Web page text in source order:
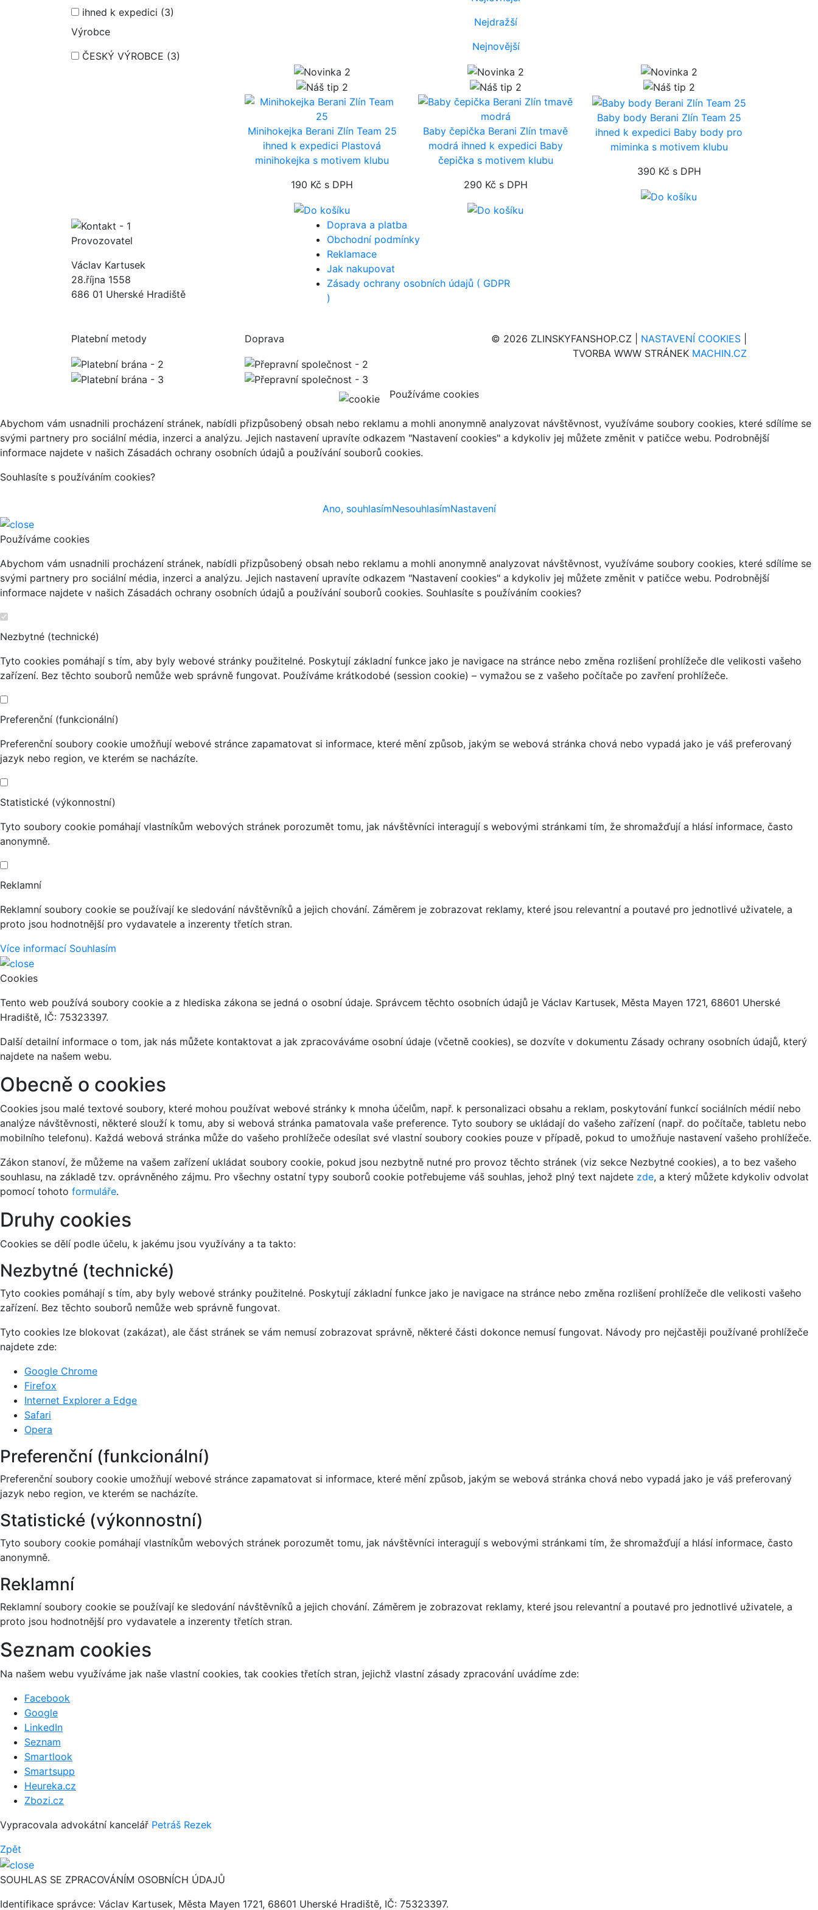
ihned k expedici (3)
Výrobce
ČESKÝ VÝROBCE (3)
Nejdražší
Nejnovější
Minihokejka Berani Zlín Team 25
ihned k expedici Plastová
minihokejka s motivem klubu
190 Kč s DPH
Baby čepička Berani Zlín tmavě
modrá ihned k expedici Baby
čepička s motivem klubu
290 Kč s DPH
Baby body Berani Zlín Team 25
ihned k expedici Baby body pro
miminka s motivem klubu
390 Kč s DPH
Provozovatel
Václav Kartusek
28.října 1558
686 01 Uherské Hradiště
Doprava a platba
Obchodní podmínky
Reklamace
Jak nakupovat
Zásady ochrany osobních údajů ( GDPR
)
Platební metody Doprava © 2026 ZLINSKYFANSHOP.CZ | NASTAVENÍ COOKIES
TVORBA WWW STRÁNEK MACHIN.CZ
Používáme cookies
Abychom vám usnadnili procházení stránek, nabídli přizpůsobený obsah nebo reklamu a mohli anonymně analyzovat návštěvnost, využíváme soubory cookies, které sdílíme se
svými partnery pro sociální média, inzerci a analýzu. Jejich nastavení upravíte odkazem "Nastavení cookies" a kdykoliv jej můžete změnit v patičce webu. Podrobnější
informace najdete v našich Zásadách ochrany osobních údajů a používání souborů cookies.
Souhlasíte s používáním cookies?
Ano, souhlasímNesouhlasímNastavení
Používáme cookies
Abychom vám usnadnili procházení stránek, nabídli přizpůsobený obsah nebo reklamu a mohli anonymně analyzovat návštěvnost, využíváme soubory cookies, které sdílíme se
svými partnery pro sociální média, inzerci a analýzu. Jejich nastavení upravíte odkazem "Nastavení cookies" a kdykoliv jej můžete změnit v patičce webu. Podrobnější
informace najdete v našich Zásadách ochrany osobních údajů a používání souborů cookies. Souhlasíte s používáním cookies?
Nezbytné (technické)
Tyto cookies pomáhají s tím, aby byly webové stránky použitelné. Poskytují základní funkce jako je navigace na stránce nebo změna rozlišení prohlížeče dle velikosti vašeho
zařízení. Bez těchto souborů nemůže web správně fungovat. Používáme krátkodobé (session cookie) – vymažou se z vašeho počítače po zavření prohlížeče.
Preferenční (funkcionální)
Preferenční soubory cookie umožňují webové stránce zapamatovat si informace, které mění způsob, jakým se webová stránka chová nebo vypadá jako je váš preferovaný
jazyk nebo region, ve kterém se nacházíte.
Statistické (výkonnostní)
Tyto soubory cookie pomáhají vlastníkům webových stránek porozumět tomu, jak návštěvníci interagují s webovými stránkami tím, že shromažďují a hlásí informace, často
anonymně.
Reklamní
Reklamní soubory cookie se používají ke sledování návštěvníků a jejich chování. Záměrem je zobrazovat reklamy, které jsou relevantní a poutavé pro jednotlivé uživatele, a
proto jsou hodnotnější pro vydavatele a inzerenty třetích stran.
Více informací Souhlasím
Cookies
Tento web používá soubory cookie a z hlediska zákona se jedná o osobní údaje. Správcem těchto osobních údajů je Václav Kartusek, Města Mayen 1721, 68601 Uherské
Hradiště, IČ: 75323397.
Další detailní informace o tom, jak nás můžete kontaktovat a jak zpracováváme osobní údaje (včetně cookies), se dozvíte v dokumentu Zásady ochrany osobních údajů, který
najdete na našem webu.
Obecně o cookies
Cookies jsou malé textové soubory, které mohou používat webové stránky k mnoha účelům, např. k personalizaci obsahu a reklam, poskytování funkcí sociálních médií nebo
analýze návštěvnosti, některé slouží k tomu, aby si webová stránka pamatovala vaše preference. Tyto soubory se ukládají do vašeho zařízení (např. do počítače, tabletu nebo
mobilního telefonu). Každá webová stránka může do vašeho prohlížeče odesílat své vlastní soubory cookies pouze v případě, pokud to umožňuje nastavení vašeho prohlížeče.
Zákon stanoví, že můžeme na vašem zařízení ukládat soubory cookie, pokud jsou nezbytně nutné pro provoz těchto stránek (viz sekce Nezbytné cookies), a to bez vašeho
souhlasu, na základě tzv. oprávněného zájmu. Pro všechny ostatní typy souborů cookie potřebujeme váš souhlas, jehož plný text najdete zde, a který můžete kdykoliv odvolat
pomocí tohoto formuláře.
Druhy cookies
Cookies se dělí podle účelu, k jakému jsou využívány a ta takto:
Nezbytné (technické)
Tyto cookies pomáhají s tím, aby byly webové stránky použitelné. Poskytují základní funkce jako je navigace na stránce nebo změna rozlišení prohlížeče dle velikosti vašeho
zařízení. Bez těchto souborů nemůže web správně fungovat.
Tyto cookies lze blokovat (zakázat), ale část stránek se vám nemusí zobrazovat správně, některé části dokonce nemusí fungovat. Návody pro nejčastěji používané prohlížeče
najdete zde:
Google Chrome
Firefox
Internet Explorer a Edge
Safari
Opera
Preferenční (funkcionální)
Preferenční soubory cookie umožňují webové stránce zapamatovat si informace, které mění způsob, jakým se webová stránka chová nebo vypadá jako je váš preferovaný
jazyk nebo region, ve kterém se nacházíte.
Statistické (výkonnostní)
Tyto soubory cookie pomáhají vlastníkům webových stránek porozumět tomu, jak návštěvníci interagují s webovými stránkami tím, že shromažďují a hlásí informace, často
anonymně.
Reklamní
Reklamní soubory cookie se používají ke sledování návštěvníků a jejich chování. Záměrem je zobrazovat reklamy, které jsou relevantní a poutavé pro jednotlivé uživatele, a
proto jsou hodnotnější pro vydavatele a inzerenty třetích stran.
Seznam cookies
Na našem webu využíváme jak naše vlastní cookies, tak cookies třetích stran, jejichž vlastní zásady zpracování uvádíme zde:
Facebook
Google
LinkedIn
Seznam
Smartlook
Smartsupp
Heureka.cz
Zbozi.cz
Vypracovala advokátní kancelář Petráš Rezek
Zpět
SOUHLAS SE ZPRACOVÁNÍM OSOBNÍCH ÚDAJŮ
Identifikace správce: Václav Kartusek, Města Mayen 1721, 68601 Uherské Hradiště, IČ: 75323397.